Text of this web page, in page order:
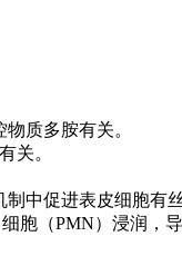
质多胺有关。
关。
中促进表皮细胞有
胞（PMN）浸润，